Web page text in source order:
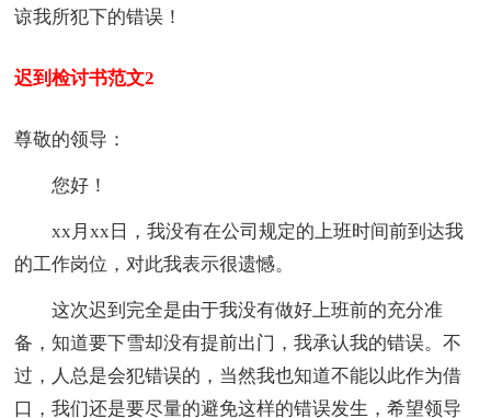
谅我所犯下的错误！
迟到检讨书范文2
尊敬的领导：
您好！
xx月xx日，我没有在公司规定的上班时间前到达我
的工作岗位，对此我表示很遗憾。
这次迟到完全是由于我没有做好上班前的充分准
备，知道要下雪却没有提前出门，我承认我的错误。不
过，人总是会犯错误的，当然我也知道不能以此作为借
口，我们还是要尽量的避免这样的错误发生，希望领导